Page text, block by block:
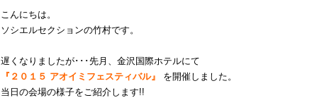
こんにちは。
ソシエルセクションの竹村です。
遅くなりましたが･･･先月、金沢国際ホテルにて
『２０１５ アオイミフェスティバル』
を開催しました。
当日の会場の様子をご紹介します!!